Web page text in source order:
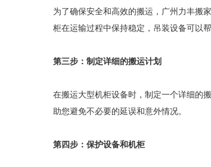
为了确保安全和高效的搬运，广州力丰搬
柜在运输过程中保持稳定，吊装设备可以
第三步：制定详细的搬运计划
在搬运大型机柜设备时，制定一个详细的
助您避免不必要的延误和意外情况。
第四步：保护设备和机柜